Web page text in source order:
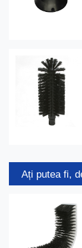
Ați putea fi,